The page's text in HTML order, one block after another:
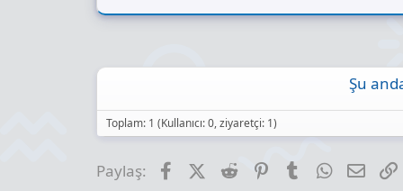
Normalde
ama en
Bu elde 1 olsun
Şu
Toplam: 1 (Kullanıcı: 0, ziyaretçi: 1)
Paylaş: FacebookX (Twitter)
Reddit PinterestTumblrWhatsApp
E-